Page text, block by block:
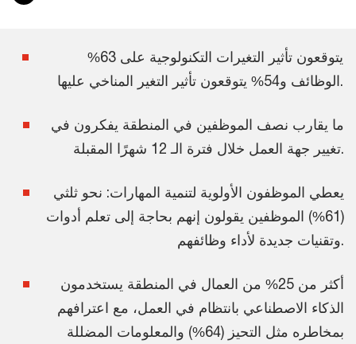
%63 يتوقعون تأثير التغيرات التكنولوجية على
الوظائف و54% يتوقعون تأثير التغير المناخي عليها.
ما يقارب نصف الموظفين في المنطقة يفكرون في
تغيير جهة العمل خلال فترة الـ 12 شهرًا المقبلة.
يعطي الموظفون الأولوية لتنمية المهارات: نحو ثلثي
(61%) الموظفين يقولون إنهم بحاجة إلى تعلم أدوات
وتقنيات جديدة لأداء وظائفهم.
أكثر من 25% من العمال في المنطقة يستخدمون
الذكاء الاصطناعي بانتظام في العمل، مع اعترافهم
بمخاطره مثل التحيز (64%) والمعلومات المضللة